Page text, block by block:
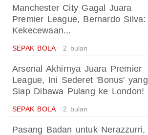
Manchester City Gagal Juara
Premier League, Bernardo Silva:
Kekecewaan...
SEPAK BOLA 2 bulan
Arsenal Akhirnya Juara Premier
League, Ini Sederet 'Bonus' yang
Siap Dibawa Pulang ke London!
SEPAK BOLA 2 bulan
Pasang Badan untuk Nerazzurri,